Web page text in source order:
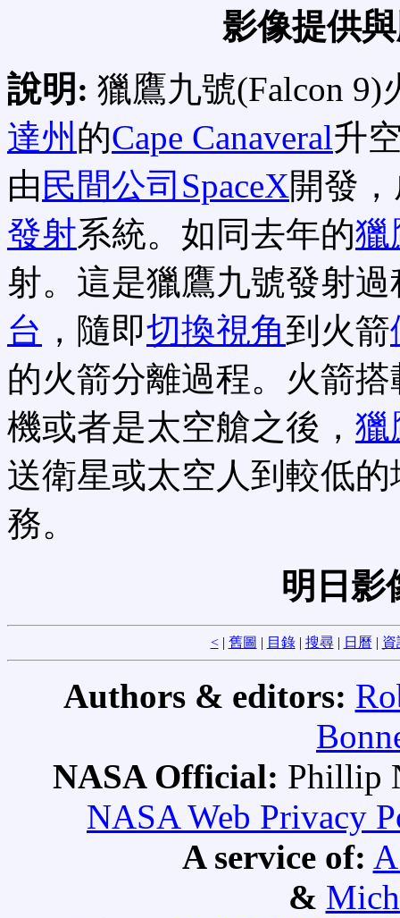
影像提供
說明: 獵鷹九號(Falcon
達州 的Cape Canaveral升
由 民間公司SpaceX開發
發射系統。如同去年的獵
射。這是獵鷹九號發射過
台 ，隨即切換視角到火箭
的火箭分離過程。火箭搭
機或者是太空艙之後， 獵
送衛星或太空人到較低
務。
明日
<| 舊圖 | 目錄| 搜尋| 日曆 | 資
Authors & editors:
NASA Official: Phillip
NASA Web Privacy
A service of:
&